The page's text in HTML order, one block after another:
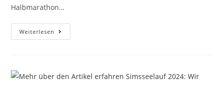
Halbmarathon…
Weiterlesen